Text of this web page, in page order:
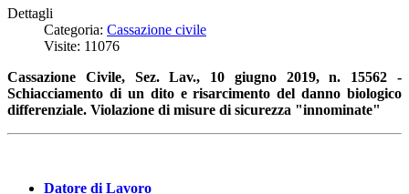
Dettagli
Categoria: Cassazione civile
Visite: 11076
Cassazione Civile, Sez. Lav., 10 giugno 2019, n. 15562 -
Schiacciamento di un dito e risarcimento del danno biologico
differenziale. Violazione di misure di sicurezza "innominate"
Datore di Lavoro